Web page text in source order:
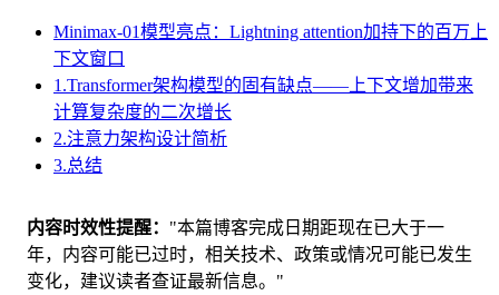
Minimax-01模型亮点：Lightning attention加持下的百万上
下文窗口
1.Transformer架构模型的固有缺点——上下文增加带来
计算复杂度的二次增长
2.注意力架构设计简析
3.总结
内容时效性提醒
"本篇博客完成日期距现在已大于一
年，内容可能已过时，相关技术、政策或情况可能已发生
变化，建议读者查证最新信息。"